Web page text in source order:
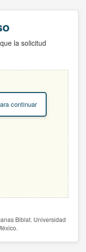
la solicitud
continuar
Biblat. Universidad